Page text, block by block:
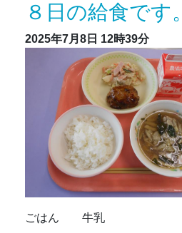
８日の給食です。
2025年7月8日 12時39分
ごはん 牛乳